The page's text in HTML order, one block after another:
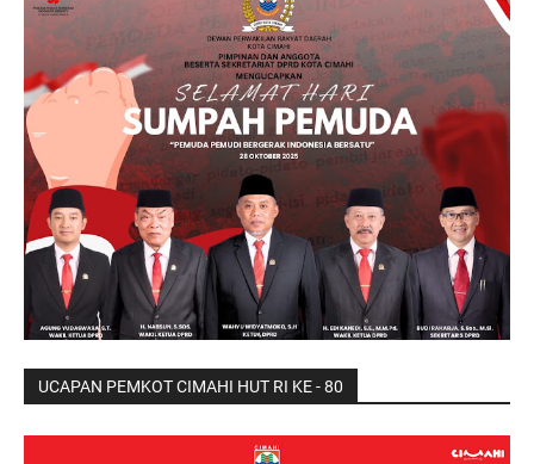
UCAPAN PEMKOT CIMAHI HUT RI KE - 80